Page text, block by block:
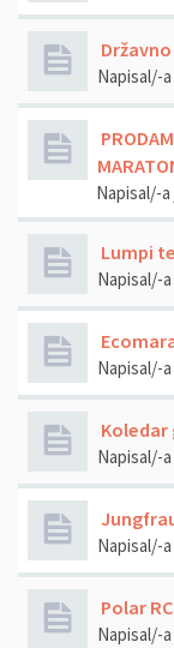
Napisal/-a
Napisal/-a
Lumpi
Napisal/-a
Napisal/-a
Koledar
Napisal/-a
Napisal/-a
Polar
Napisal/-a